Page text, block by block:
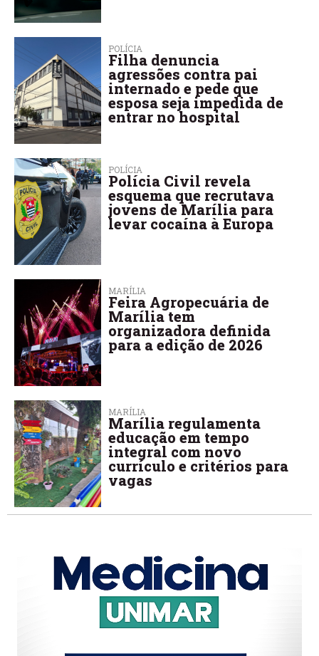
POLÍCIA
Filha denuncia
agressões contra pai
internado e pede que
esposa seja impedida de
entrar no hospital
POLÍCIA
Polícia Civil revela
esquema que recrutava
jovens de Marília para
levar cocaína à Europa
MARÍLIA
Feira Agropecuária de
Marília tem
organizadora definida
para a edição de 2026
MARÍLIA
Marília regulamenta
educação em tempo
integral com novo
currículo e critérios para
vagas